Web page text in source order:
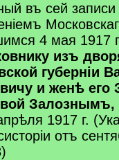
въ сей записи
4 мая 1917
изъ
губерніи
и женѣ его
Залознымъ,
1917 г.
отъ